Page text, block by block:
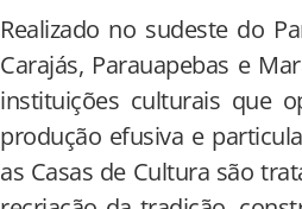
Realizado no sudeste do
Carajás, Parauapebas e
instituições culturais que
produção efusiva e
as Casas de Cultura são